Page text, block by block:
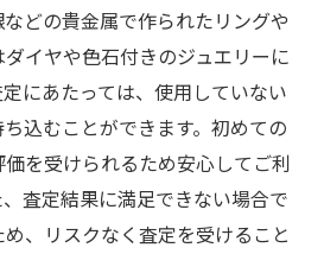
どの貴金属で作られたリングや
イヤや色石付きのジュエリーに
にあたっては、使用していない
込むことができます。初めての
を受けられるため安心してご利
査定結果に満足できない場合で
、リスクなく査定を受けること